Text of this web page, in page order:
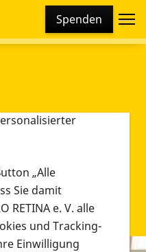
Spenden
Cookies und
Cookies und
„Alle
Sie damit
RETINA e. V. alle
und Tracking-
Einwilligung